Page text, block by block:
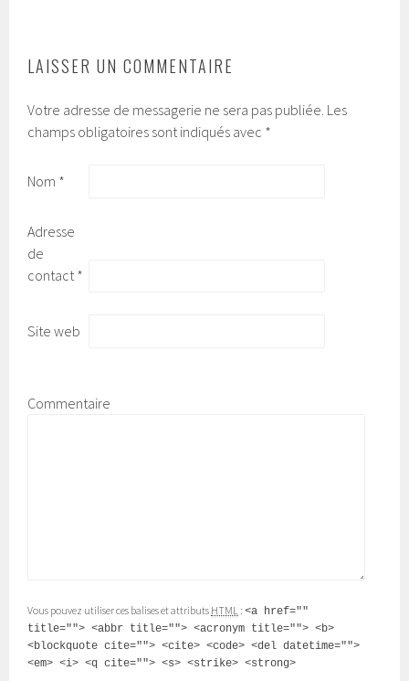
LAISSER UN COMMENTAIRE
Votre adresse de messagerie ne sera pas publiée. Les
champs obligatoires sont indiqués avec *
Nom *
Adresse
de
contact*
Site web
Commentaire
Vous pouvez utiliser ces balises et attributs HTML :<a href=""
title=""> <abbr title=""> <acronym title=""> <b>
<blockquote cite=""> <cite> <code> <del datetime="">
<em> <i> <q cite=""> <s> <strike> <strong>